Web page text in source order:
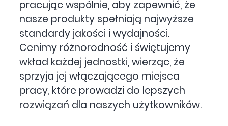
pracując wspólnie, aby zapewnić, że
nasze produkty spełniają najwyższe
standardy jakości i wydajności.
Cenimy różnorodność i świętujemy
wkład każdej jednostki, wierząc, że
sprzyja jej włączającego miejsca
pracy, które prowadzi do lepszych
rozwiązań dla naszych użytkowników.